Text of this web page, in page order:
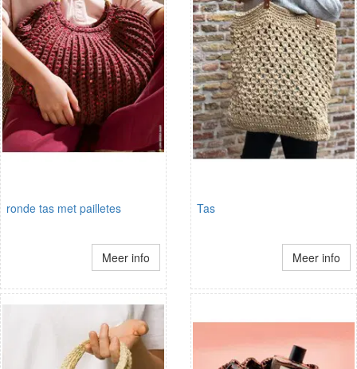
ronde tas met pailletes
Meer info
Tas
Meer info